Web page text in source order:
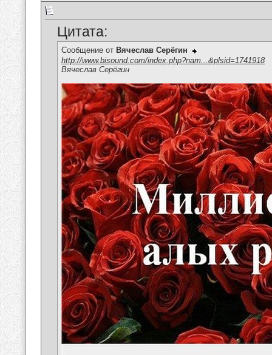
Цитата:
Сообщение от Вячеслав Серёгин
http://www.bisound.com/index.php?nam...&plsid=1741918
Вячеслав Серёгин